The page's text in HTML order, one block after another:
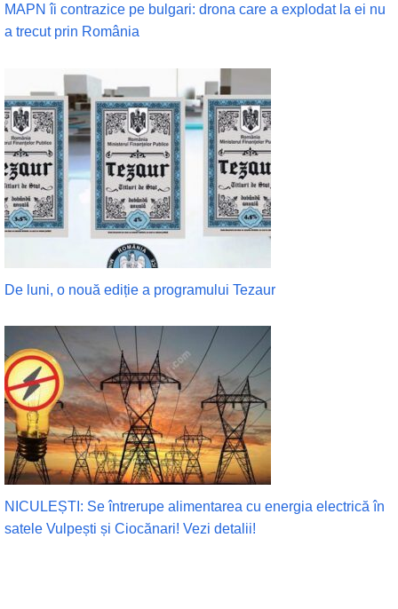
MAPN îi contrazice pe bulgari: drona care a explodat la ei nu
a trecut prin România
De luni, o nouă ediție a programului Tezaur
NICULEȘTI: Se întrerupe alimentarea cu energia electrică în
satele Vulpești și Ciocănari! Vezi detalii!